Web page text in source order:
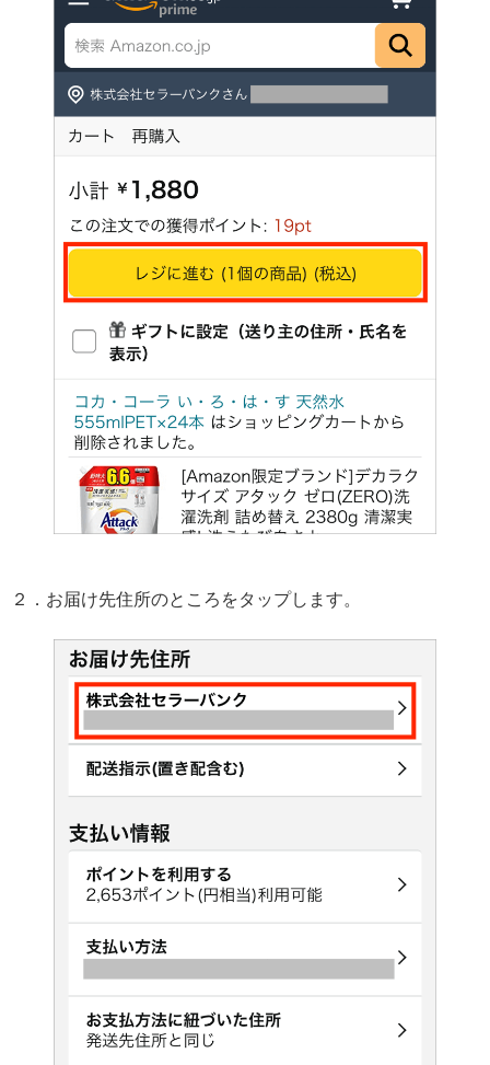
２．お届け先住所のところをタップします。